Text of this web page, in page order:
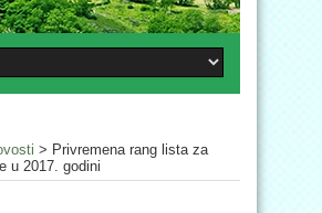
> Privremena rang lista za
u 2017. godini